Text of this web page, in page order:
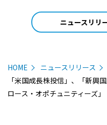
ニュースリリ
HOME
ニュースリリース
「米国成長株投信」、「新興
ロース・オポチュニティーズ